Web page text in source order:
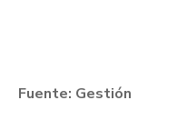
Fuente: Gestión